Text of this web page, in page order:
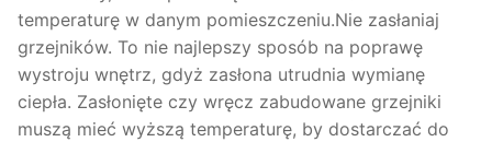
temperaturę w danym pomieszczeniu.Nie zasłaniaj
grzejników. To nie najlepszy sposób na poprawę
wystroju wnętrz, gdyż zasłona utrudnia wymianę
ciepła. Zasłonięte czy wręcz zabudowane grzejniki
muszą mieć wyższą temperaturę, by dostarczać do